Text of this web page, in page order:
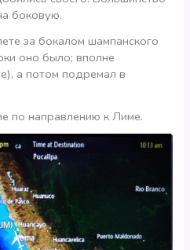
боковую.
за бокалом шампанского
оно было; вполне
а потом подремал в
по направлению к Лиме.